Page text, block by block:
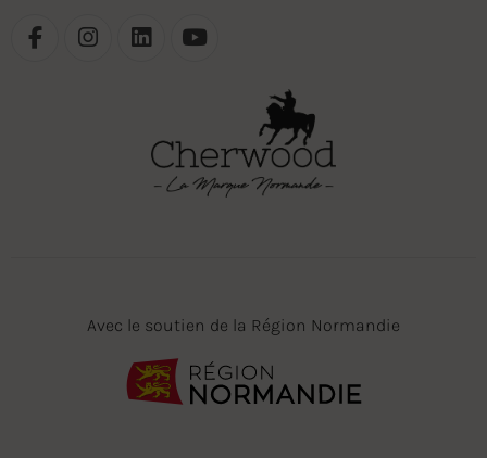
Avec le soutien de la Région Normandie